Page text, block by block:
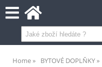
Home BYTOVÉ DOPLŇKY